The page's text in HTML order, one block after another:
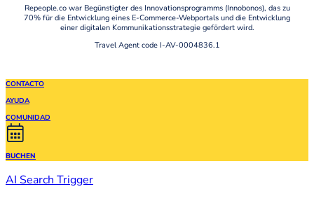
Repeople.co war Begünstigter des Innovationsprogramms (Innobonos), das zu
70% für die Entwicklung eines E-Commerce-Webportals und die Entwicklung
einer digitalen Kommunikationsstrategie gefördert wird.
Travel Agent code I-AV-0004836.1
CONTACTO
AYUDA
COMUNIDAD
BUCHEN
AI Search Trigger